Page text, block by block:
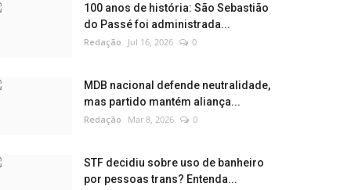
100 anos de história: São Sebastião
do Passé foi administrada...
Redação Jul 16, 2026 0
MDB nacional defende neutralidade,
mas partido mantém aliança...
Redação Mar 8, 2026 0
STF decidiu sobre uso de banheiro
por pessoas trans? Entenda...